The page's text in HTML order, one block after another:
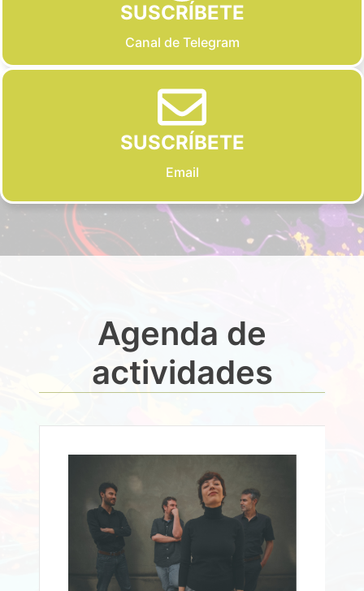
SUSCRÍBETE
Canal de Telegram
SUSCRÍBETE
Email
Agenda de
actividades